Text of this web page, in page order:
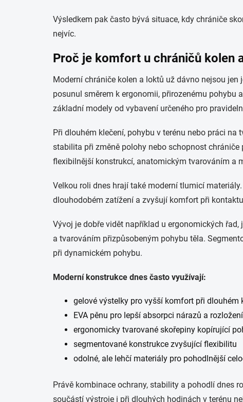
Výsledkem pak často bývá situace, kdy chrániče
nejvíc.
Proč je komfort u chráničů kolen
Moderní chrániče kolen a loktů už dávno nejsou
posunul směrem k ergonomii, přirozenému
základní modely od vybavení určeného pro
Při dlouhém klečení, pohybu v terénu nebo práci
stabilita při změně polohy nebo schopnost
flexibilnější konstrukcí, anatomickým tvarováním a
Velkou roli dnes hrají také moderní tlumicí
dlouhodobém zatížení a zvyšují komfort při
Vývoj je dobře vidět například u ergonomických
a tvarováním přizpůsobeným pohybu těla.
při dynamickém pohybu.
Moderní konstrukce dnes často využívají:
gelové výstelky pro vyšší komfort při dlouhém
EVA pěnu pro lepší absorpci nárazů a
ergonomicky tvarované skořepiny kopírující
segmentované konstrukce zvyšující flexibilitu
odolné, ale lehčí materiály pro pohodlnější
Právě kombinace ochrany, stability a pohodlí dnes
součástí výstroje i při dlouhých hodinách v terénu